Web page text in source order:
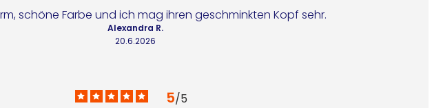
schöne Farbe und ich mag ihren geschminkten Kopf sehr.
20.6.2026
Alexandra R.
5/5